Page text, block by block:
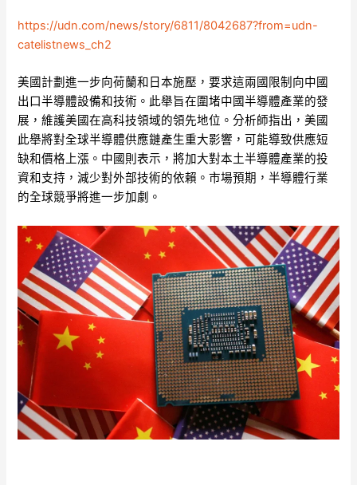
https://udn.com/news/story/6811/8042687?from=udn-
catelistnews_ch2
美國計劃進一步向荷蘭和日本施壓，要求這兩國限制向中國
出口半導體設備和技術。此舉旨在圍堵中國半導體產業的發
展，維護美國在高科技領域的領先地位。分析師指出，美國
此舉將對全球半導體供應鏈產生重大影響，可能導致供應短
缺和價格上漲。中國則表示，將加大對本土半導體產業的投
資和支持，減少對外部技術的依賴。市場預期，半導體行業
的全球競爭將進一步加劇。